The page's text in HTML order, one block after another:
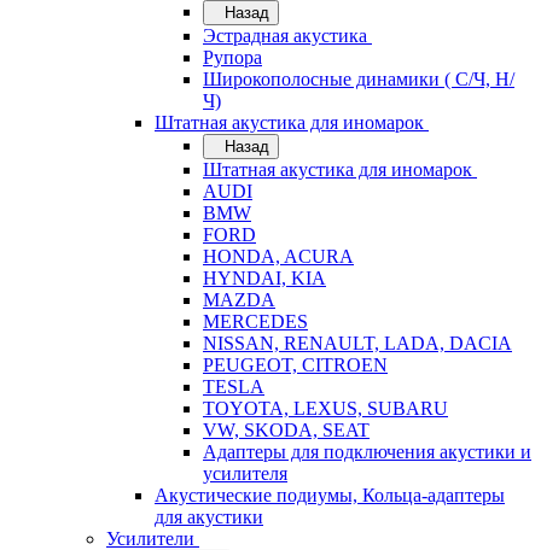
Назад
Эстрадная акустика
Рупора
Широкополосные динамики ( С/Ч, Н/
Ч)
Штатная акустика для иномарок
Назад
Штатная акустика для иномарок
AUDI
BMW
FORD
HONDA, ACURA
HYNDAI, KIA
MAZDA
MERCEDES
NISSAN, RENAULT, LADA, DACIA
PEUGEOT, CITROEN
TESLA
TOYOTA, LEXUS, SUBARU
VW, SKODA, SEAT
Адаптеры для подключения акустики и
усилителя
Акустические подиумы, Кольца-адаптеры
для акустики
Усилители